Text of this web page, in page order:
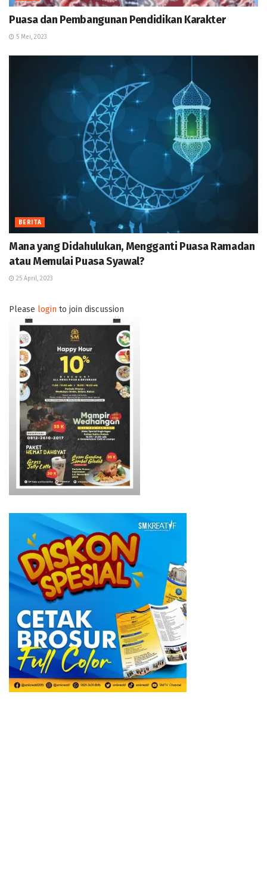
Puasa dan Pembangunan Pendidikan Karakter
5 Mei, 2023
BERITA
Mana yang Didahulukan, Mengganti Puasa Ramadan
atau Memulai Puasa Syawal?
25 April, 2023
Please login to join discussion